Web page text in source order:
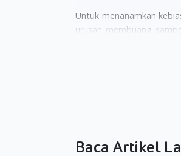
Untuk menanamkan
urusan membuang
sampah pada tempatnya.
Baca Artikel